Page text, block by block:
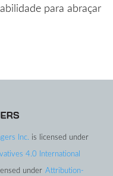
para abraçar
Inc. is licensed under
4.0 International
under Attribution-